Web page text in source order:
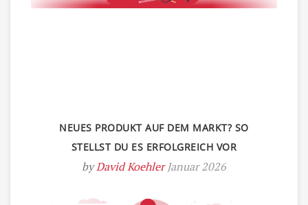
NEUES PRODUKT AUF DEM MARKT? SO
STELLST DU ES ERFOLGREICH VOR
byDavid Koehler Januar 2026